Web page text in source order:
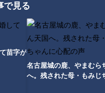
で見る
苗字が
名古屋城の鹿、やまむら
へ。残された母・もみじ
道マニア【池袋に監獄？】繁華
街に眠る暗渠道を辿ると…【道
との遭遇】